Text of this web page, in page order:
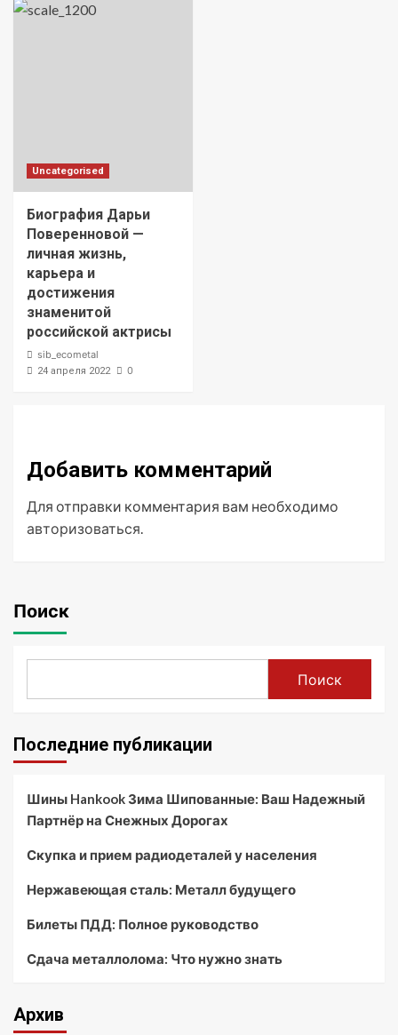
Uncategorised
Биография Дарьи
Поверенновой —
личная жизнь,
карьера и
достижения
знаменитой
российской актрисы
sib_ecometal
24 апреля 2022 0
Добавить комментарий
Для отправки комментария вам необходимо
авторизоваться.
Поиск
Поиск
Последние публикации
Шины Hankook Зима Шипованные: Ваш Надежный
Партнёр на Снежных Дорогах
Скупка и прием радиодеталей у населения
Нержавеющая сталь: Металл будущего
Билеты ПДД: Полное руководство
Сдача металлолома: Что нужно знать
Архив